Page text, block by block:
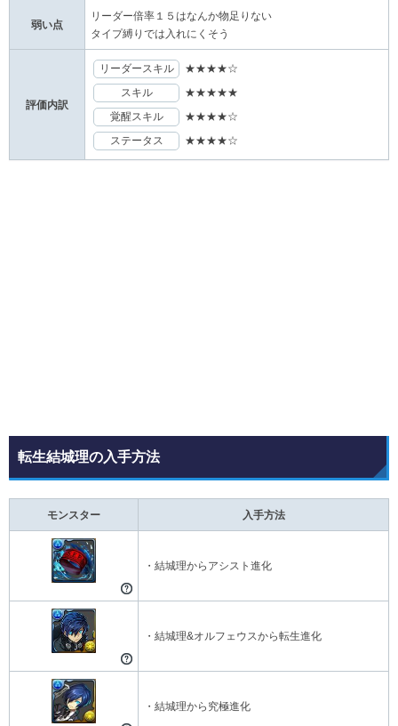
弱い点
リーダー倍率１５はなんか物足りない
タイプ縛りでは入れにくそう
評価内訳
リーダースキル ★★★★☆
スキル ★★★★★
覚醒スキル ★★★★☆
ステータス ★★★★☆
転生結城理の入手方法
モンスター 入手方法
・結城理からアシスト進化
・結城理&オルフェウスから転生進化
・結城理から究極進化